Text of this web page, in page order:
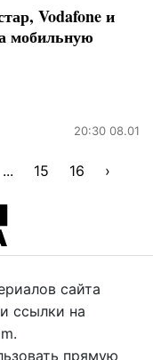
Vodafone и
мобильную
20:30 08.01
... 15 16 ›
сайта
ссылки на
прямую